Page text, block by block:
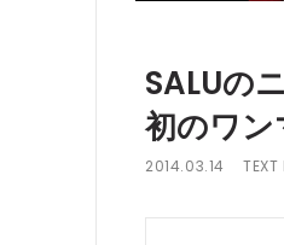
SALUの
初のワ
2014.03.14